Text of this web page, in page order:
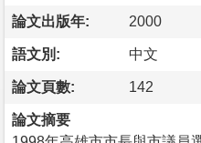
論文出版年: 2000
語文別: 中文
論文頁數: 142
論文摘要